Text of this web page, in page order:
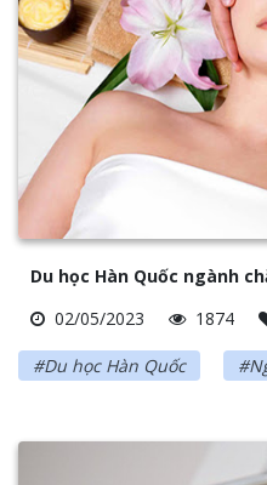
Du học Hàn Quốc ngành
02/05/2023
1874
#Du học Hàn Quốc